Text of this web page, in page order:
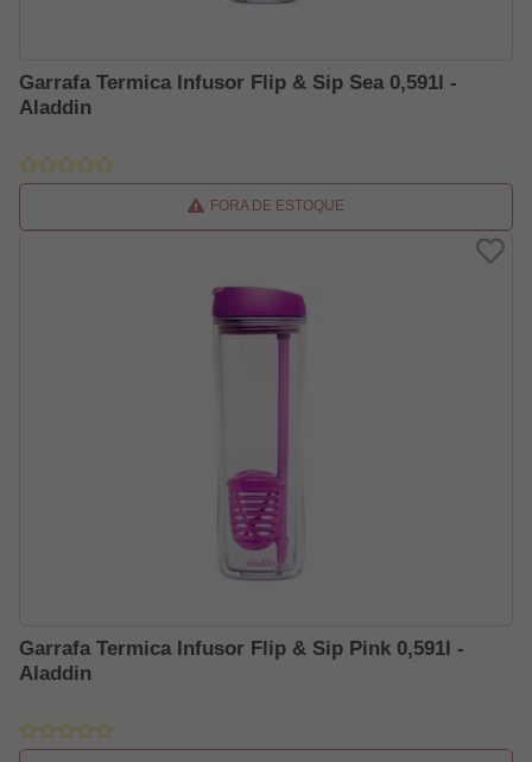
Garrafa Termica Infusor Flip & Sip Sea 0,591l -
Aladdin
FORA DE ESTOQUE
Garrafa Termica Infusor Flip & Sip Pink 0,591l -
Aladdin